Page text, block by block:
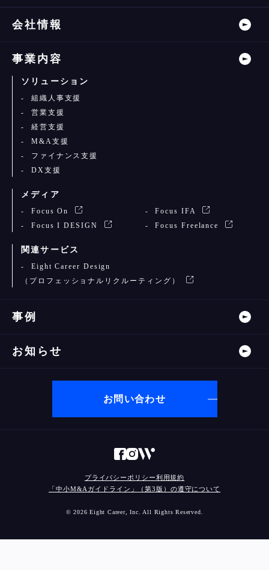
会社情報
事業内容
ソリューション
組織人事支援
営業支援
経営支援
M&A支援
ファイナンス支援
DX支援
メディア
Focus On
Focus IFA
Focus I DESIGN
Focus Freelance
関連サービス
Eight Career Design
（プロフェッショナルリクルーティング）
事例
お知らせ
お問い合わせ
プライバシーポリシー利用規約
「中小M&Aガイドライン」（第3版）の遵守について
© 2026 Eight Career, Inc. All Rights Reserved.